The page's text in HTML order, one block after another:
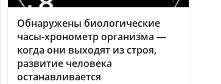
Обнаружены биологические
часы-хронометр организма —
когда они выходят из строя,
развитие человека
останавливается